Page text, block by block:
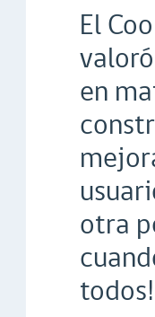
El
en
otra